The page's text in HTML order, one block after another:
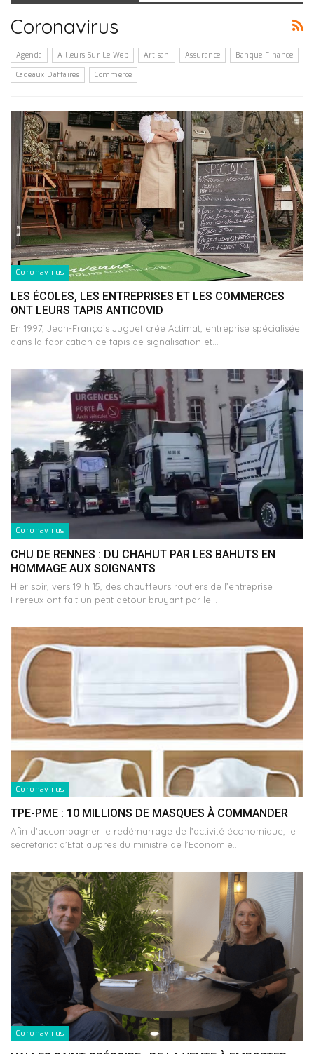
Coronavirus
Agenda Ailleurs Sur Le Web Artisan Assurance Banque-Finance
Cadeaux D'affaires Commerce
Coronavirus
LES ÉCOLES, LES ENTREPRISES ET LES COMMERCES
ONT LEURS TAPIS ANTICOVID
En 1997, Jean-François Juguet crée Actimat, entreprise spécialisée
dans la fabrication de tapis de signalisation et…
Coronavirus
CHU DE RENNES : DU CHAHUT PAR LES BAHUTS EN
HOMMAGE AUX SOIGNANTS
Hier soir, vers 19 h 15, des chauffeurs routiers de l’entreprise
Fréreux ont fait un petit détour bruyant par le…
Coronavirus
TPE-PME : 10 MILLIONS DE MASQUES À COMMANDER
Afin d’accompagner le redémarrage de l’activité économique, le
secrétariat d’Etat auprès du ministre de l’Economie…
Coronavirus